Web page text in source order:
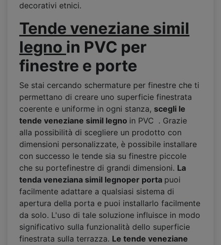
decorativi etnici.
Tende veneziane simil
legno in PVC per
finestre e porte
Se stai cercando schermature per finestre che ti
permettano di creare uno superficie finestrata
coerente e uniforme in ogni stanza, scegli le
tende veneziane simil legno in PVC . Grazie
alla possibilità di scegliere un prodotto con
dimensioni personalizzate, è possibile installare
con successo le tende sia su finestre piccole
che su portefinestre di grandi dimensioni. La
tenda veneziana simil legnoper porta puoi
facilmente adattare a qualsiasi sistema di
apertura della porta e puoi installarlo facilmente
da solo. L'uso di tale soluzione influisce in modo
significativo sulla funzionalità dello superficie
finestrata sulla terrazza. Le tende veneziane